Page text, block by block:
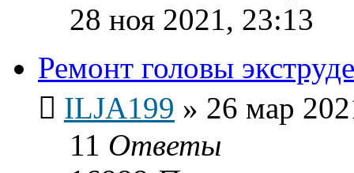
28 ноя 2021, 23:13
Ремонт головы
ILJA199 » 26 мар
11 Ответы